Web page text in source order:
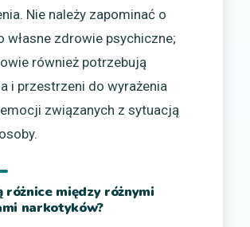
Nie należy zapominać o
własne zdrowie psychiczne;
również potrzebują
i przestrzeni do wyrażenia
związanych z sytuacją
różnice między różnymi
narkotyków?